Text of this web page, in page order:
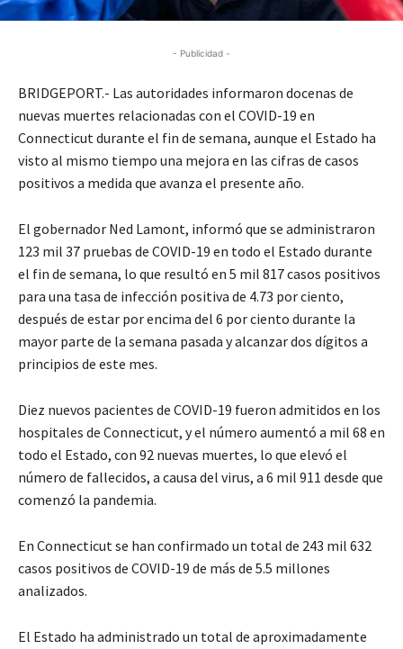
- Publicidad -
BRIDGEPORT.- Las autoridades informaron docenas de
nuevas muertes relacionadas con el COVID-19 en
Connecticut durante el fin de semana, aunque el Estado ha
visto al mismo tiempo una mejora en las cifras de casos
positivos a medida que avanza el presente año.
El gobernador Ned Lamont, informó que se administraron
123 mil 37 pruebas de COVID-19 en todo el Estado durante
el fin de semana, lo que resultó en 5 mil 817 casos positivos
para una tasa de infección positiva de 4.73 por ciento,
después de estar por encima del 6 por ciento durante la
mayor parte de la semana pasada y alcanzar dos dígitos a
principios de este mes.
Diez nuevos pacientes de COVID-19 fueron admitidos en los
hospitales de Connecticut, y el número aumentó a mil 68 en
todo el Estado, con 92 nuevas muertes, lo que elevó el
número de fallecidos, a causa del virus, a 6 mil 911 desde que
comenzó la pandemia.
En Connecticut se han confirmado un total de 243 mil 632
casos positivos de COVID-19 de más de 5.5 millones
analizados.
El Estado ha administrado un total de aproximadamente